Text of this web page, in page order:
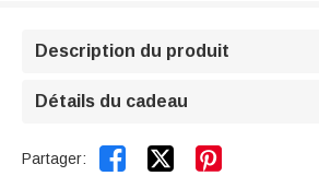
Description du produit
Détails du cadeau
Partager:  